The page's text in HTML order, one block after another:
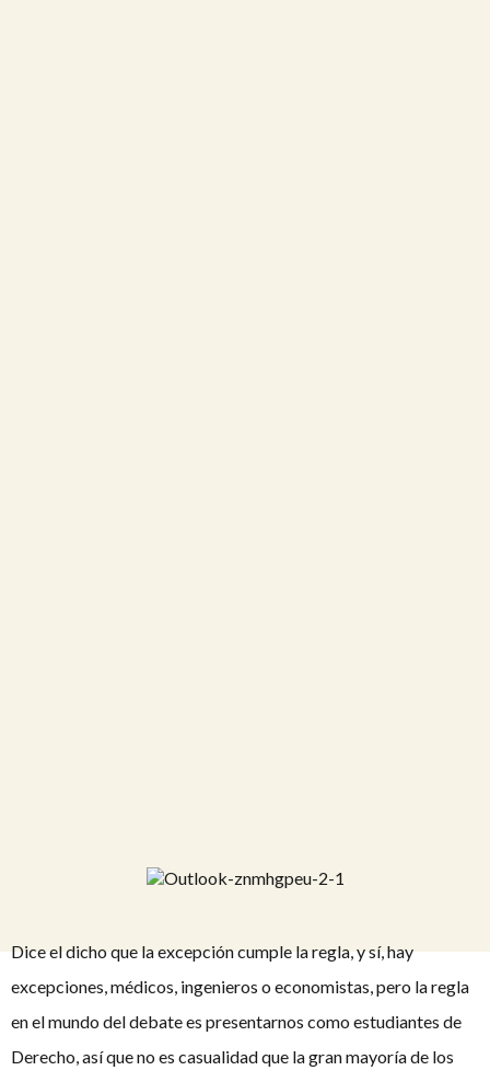
Dice el dicho que la excepción cumple la regla, y sí, hay
excepciones, médicos, ingenieros o economistas, pero la regla
en el mundo del debate es presentarnos como estudiantes de
Derecho, así que no es casualidad que la gran mayoría de los